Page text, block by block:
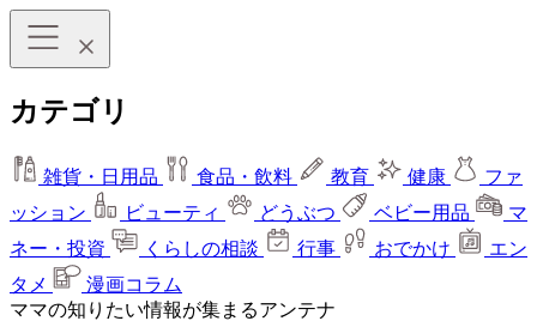
カテゴリ
雑貨・日用品 食品・飲料 教育 健康
ファ
ッション
ビューティ どうぶつ ベビー用品
マ
ネー・投資
くらしの相談 行事 おでかけ
エン
タメ
漫画コラム
ママの知りたい情報が集まるアンテナ